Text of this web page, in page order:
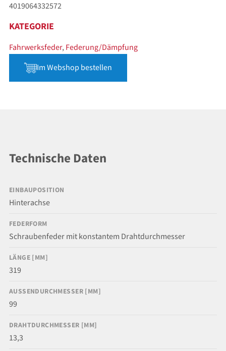
4019064332572
KATEGORIE
Fahrwerksfeder, Federung/Dämpfung
Im Webshop bestellen
Technische Daten
EINBAUPOSITION
Hinterachse
FEDERFORM
Schraubenfeder mit konstantem Drahtdurchmesser
LÄNGE [MM]
319
AUSSENDURCHMESSER [MM]
99
DRAHTDURCHMESSER [MM]
13,3